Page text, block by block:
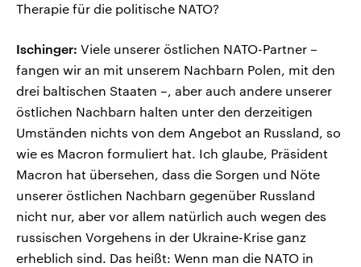
Therapie für die politische NATO?
Ischinger: Viele unserer östlichen NATO-Partner –
fangen wir an mit unserem Nachbarn Polen, mit den
drei baltischen Staaten –, aber auch andere unserer
östlichen Nachbarn halten unter den derzeitigen
Umständen nichts von dem Angebot an Russland, so
wie es Macron formuliert hat. Ich glaube, Präsident
Macron hat übersehen, dass die Sorgen und Nöte
unserer östlichen Nachbarn gegenüber Russland
nicht nur, aber vor allem natürlich auch wegen des
russischen Vorgehens in der Ukraine-Krise ganz
erheblich sind. Das heißt: Wenn man die NATO in